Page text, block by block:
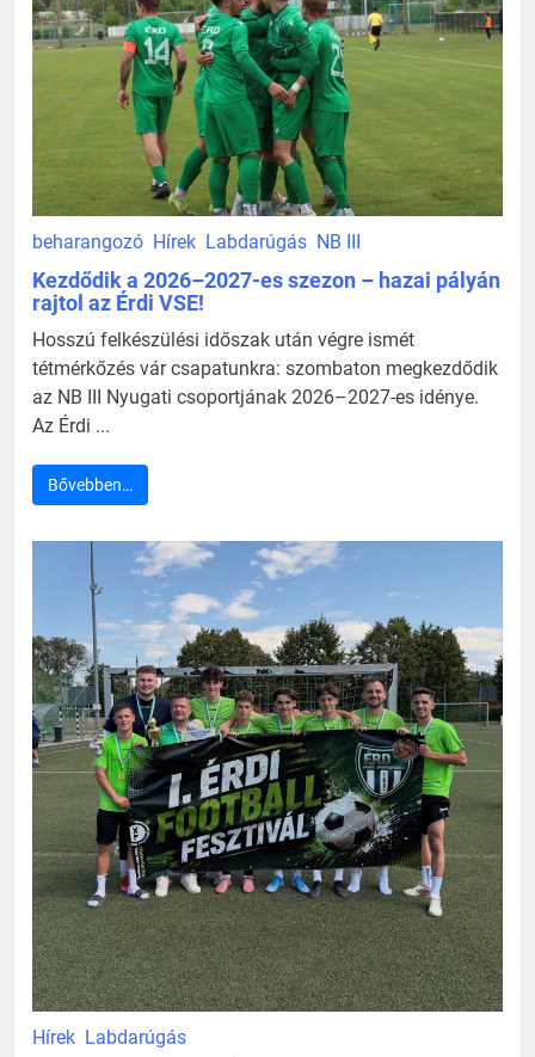
beharangozó Hírek Labdarúgás NB III
Kezdődik a 2026–2027-es szezon – hazai pályán
rajtol az Érdi VSE!
Hosszú felkészülési időszak után végre ismét
tétmérkőzés vár csapatunkra: szombaton megkezdődik
az NB III Nyugati csoportjának 2026–2027-es idénye.
Az Érdi ...
Bővebben…
Hírek Labdarúgás